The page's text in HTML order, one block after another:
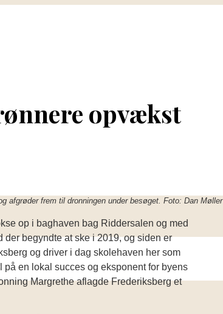
opvækst
afgrøder frem til dronningen under besøget. Foto: Dan Møller
op i baghaven bag Riddersalen og med
begyndte at ske i 2019, og siden er
og driver i dag skolehaven her som
en lokal succes og eksponent for byens
Margrethe aflagde Frederiksberg et